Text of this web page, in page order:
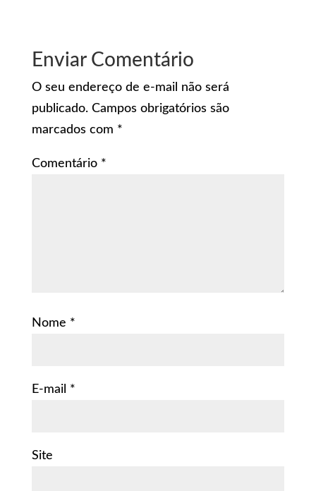
Enviar Comentário
O seu endereço de e-mail não será
publicado. Campos obrigatórios são
marcados com *
Comentário *
Nome *
E-mail *
Site